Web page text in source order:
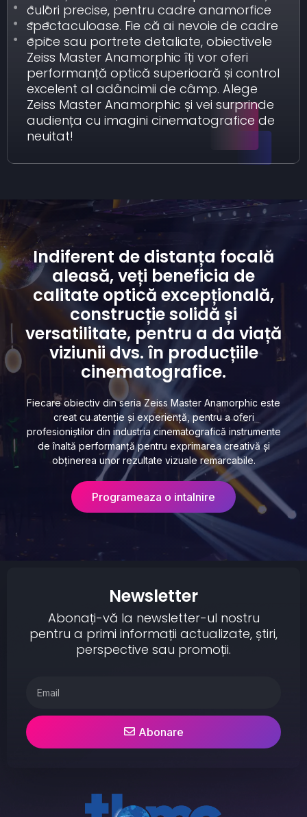
culori precise, pentru cadre anamorfice
spectaculoase. Fie că ai nevoie de cadre
epice sau portrete detaliate, obiectivele
Zeiss Master Anamorphic îți vor oferi
performanță optică superioară și control
excelent al adâncimii de câmp. Alege
Zeiss Master Anamorphic și vei surprinde
audiența cu imagini cinematografice de
neuitat!
Indiferent de distanța focală
aleasă, veți beneficia de
calitate optică excepțională,
construcție solidă și
versatilitate, pentru a da viață
viziunii dvs. în producțiile
cinematografice.
Fiecare obiectiv din seria Zeiss Master Anamorphic este
creat cu atenție și experiență, pentru a oferi
profesioniștilor din industria cinematografică instrumente
de înaltă performanță pentru exprimarea creativă și
obținerea unor rezultate vizuale remarcabile.
Programeaza o intalnire
Newsletter
Abonați-vă la newsletter-ul nostru
pentru a primi informații actualizate, știri,
perspective sau promoții.
Abonare